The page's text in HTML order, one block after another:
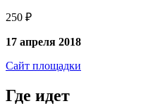
250 ₽
17 апреля 2018
Сайт площадки
Где идет